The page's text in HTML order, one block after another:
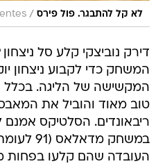
לא קל להתבגר. פול פירס /
המשחק כדי לקבוע ניצחון
המקשישה של הליגה. בכלל
ריבאונדים. הסלטיקס אמנם